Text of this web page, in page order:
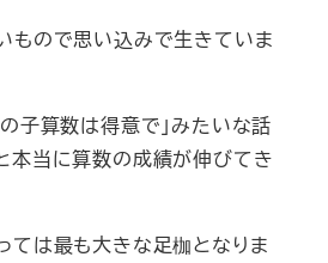
もので思い込みで生きていま
子算数は得意で」みたいな話
本当に算数の成績が伸びてき
ては最も大きな足枷となりま